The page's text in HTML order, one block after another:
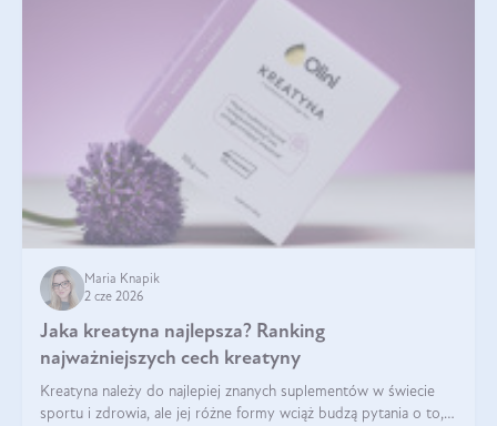
Maria Knapik
2 cze 2026
Jaka kreatyna najlepsza? Ranking
najważniejszych cech kreatyny
Kreatyna należy do najlepiej znanych suplementów w świecie
sportu i zdrowia, ale jej różne formy wciąż budzą pytania o to,